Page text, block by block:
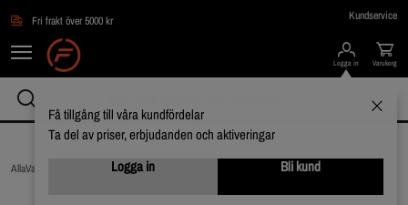
Fri frakt över 5000 kr Kundservice
Logga in
Få tillgång till våra kundfördelar
Ta del av priser, erbjudanden och aktiveringar
Logga in
Bli kund
Varukorg
AllaVarumärken / Star Gear